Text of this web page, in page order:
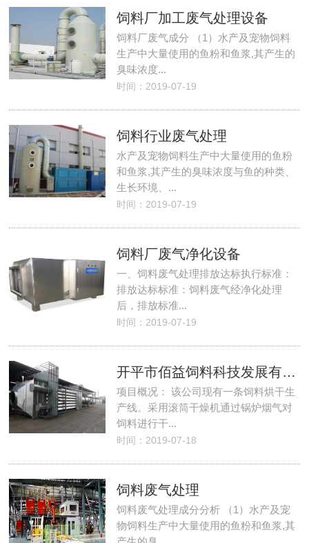
饲料厂加工废气处理设备
饲料厂废气成分 （1）水产及宠物饲料
生产中大量使用的鱼粉和鱼浆,其产生的
臭味浓度...
时间：2019-07-19
饲料行业废气处理
水产及宠物饲料生产中大量使用的鱼粉
和鱼浆,其产生的臭味浓度与鱼的种类、
生长环境、...
时间：2019-07-19
饲料厂废气净化设备
一、饲料废气处理排放达标执行标准：
排放达标标准：饲料废气经净化处理
后，排放标准...
时间：2019-07-19
开平市佰益饲料科技发展有限公司18000风量干燥尾气治理方案
项目概况： 该公司现有一条饲料烘干生
产线。采用滚筒干燥机通过锅炉烟气对
饲料进行干...
时间：2019-07-18
饲料废气处理
饲料废气处理成分分析 （1）水产及宠
物饲料生产中大量使用的鱼粉和鱼浆,其